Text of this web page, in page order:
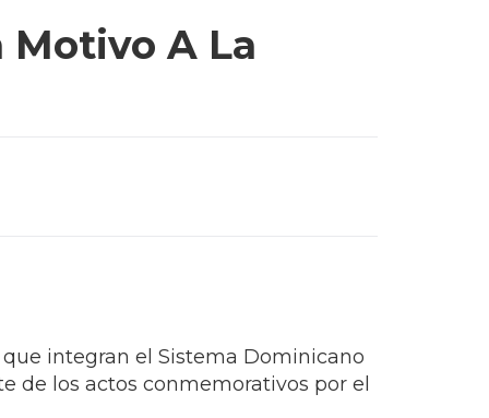
Motivo A La
que integran el Sistema Dominicano
de los actos conmemorativos por el